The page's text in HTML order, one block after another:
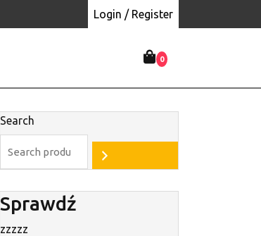
Login / Register
0
Search
Sprawdź
zzzzz